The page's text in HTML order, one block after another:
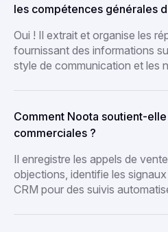
les compétences générales
Oui ! Il extrait et organise les
fournissant des informations
style de communication et les
Comment Noota soutient-
commerciales ?
Il enregistre les appels de
objections, identifie les
CRM pour des suivis